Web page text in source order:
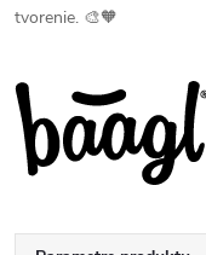
tvorenie. 🎨🧡